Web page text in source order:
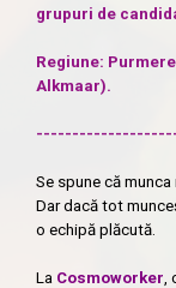
grupuri de
Regiune:
Alkmaar).
Se spune că
Dar dacă tot
o echipă plăcută.
La Cosmoworker,